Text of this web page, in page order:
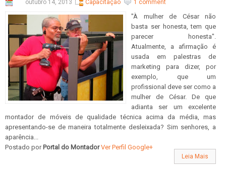
outubro 14, 2013 Capacitação 1 comment
"À mulher de César não
basta ser honesta, tem que
parecer honesta".
Atualmente, a afirmação é
usada em palestras de
marketing para dizer, por
exemplo, que um
profissional deve ser como a
mulher de César. De que
adianta ser um excelente
montador de móveis de qualidade técnica acima da média, mas
apresentando-se de maneira totalmente desleixada? Sim senhores, a
aparência...
Postado por Portal do Montador Ver Perfil Google+
Leia Mais